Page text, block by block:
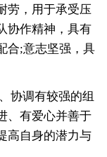
劳，用于承受压
协作精神，具有
合;意志坚强，具
协调有较强的组
、有爱心并善于
高自身的潜力与